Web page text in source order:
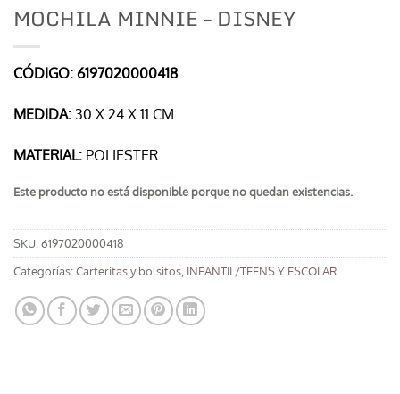
MOCHILA MINNIE – DISNEY
CÓDIGO: 6197020000418
MEDIDA: 30 X 24 X 11 CM
MATERIAL: POLIESTER
Este producto no está disponible porque no quedan existencias.
SKU:6197020000418
Categorías:Carteritas y bolsitos INFANTIL/TEENS Y ESCOLAR